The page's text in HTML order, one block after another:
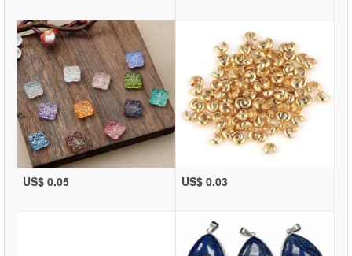
US$ 0.05 US$ 0.03